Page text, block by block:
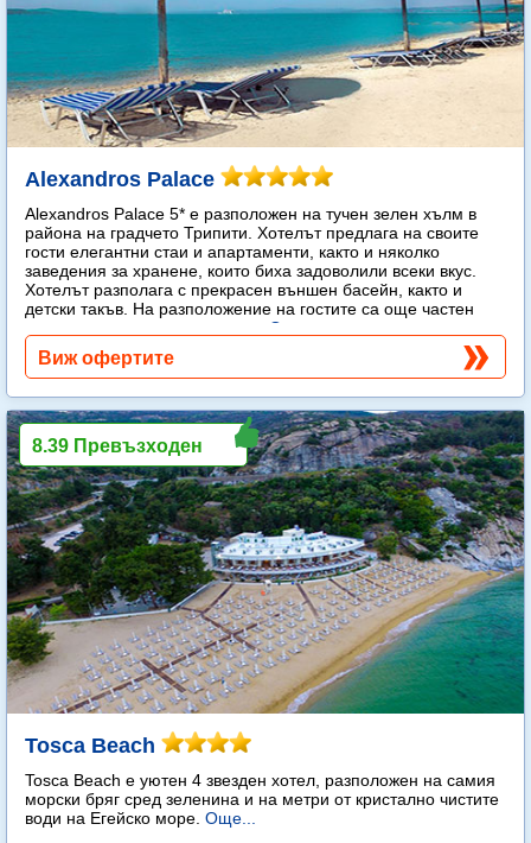
Alexandros Palace
Alexandros Palace 5* e разположен на тучен зелен хълм в
района на градчето Трипити. Хотелът предлага на своите
гости елегантни стаи и апартаменти, както и няколко
заведения за хранене, които биха задоволили всеки вкус.
Хотелът разполага с прекрасен външен басейн, както и
детски такъв. На разположение на гостите са още частен
Още...
Виж офертите
Tosca Beach
Tosca Beach е уютен 4 звезден хотел, разположен на самия
морски бряг сред зеленина и на метри от кристално чистите
води на Егейско море. Още...
8.39 Превъзходен